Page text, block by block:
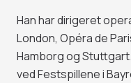
Han har dirigeret
London, Opéra de
Hamborg og
ved Festspillene i